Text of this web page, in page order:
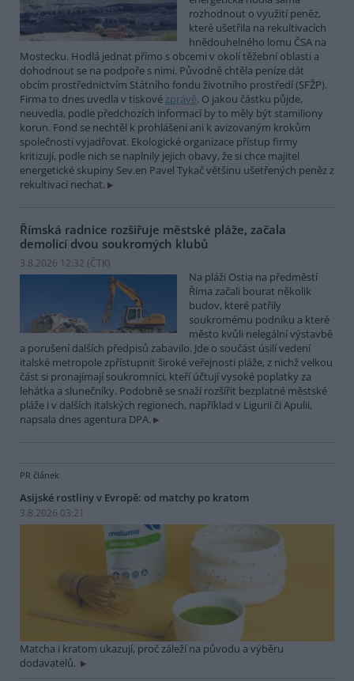
rozhodnout o využití peněz,
které ušetřila na rekultivacích
hnědouhelného lomu ČSA na
Mostecku. Hodlá jednat přímo s obcemi v okolí těžební oblasti a
dohodnout se na podpoře s nimi. Původně chtěla peníze dát
obcím prostřednictvím Státního fondu životního prostředí (SFŽP).
Firma to dnes uvedla v tiskovézprávě. O jakou částku půjde,
neuvedla, podle předchozích informací by to měly být stamiliony
korun. Fond se nechtěl k prohlášení ani k avizovaným krokům
společnosti vyjadřovat. Ekologické organizace přístup firmy
kritizují, podle nich se naplnily jejich obavy, že si chce majitel
energetické skupiny Sev.en Pavel Tykač většinu ušetřených peněz z
rekultivací nechat.
Římská radnice rozšiřuje městské pláže, začala
demolicí dvou soukromých klubů
3.8.2026 12:32 (ČTK)
Na pláži Ostia na předměstí
Říma začali bourat několik
budov, které patřily
soukromému podniku a které
město kvůli nelegální výstavbě
a porušení dalších předpisů zabavilo. Jde o součást úsilí vedení
italské metropole zpřístupnit široké veřejnosti pláže, z nichž velkou
část si pronajímají soukromníci, kteří účtují vysoké poplatky za
lehátka a slunečníky. Podobně se snaží rozšířit bezplatné městské
pláže i v dalších italských regionech, například v Ligurii či Apulii,
napsala dnes agentura DPA.
PR článek
Asijské rostliny v Evropě: od matchy po kratom
3.8.2026 03:21
Matcha i kratom ukazují, proč záleží na původu a výběru
dodavatelů.